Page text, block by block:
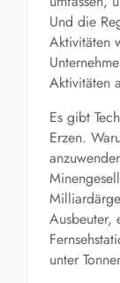
Und die
Aktivitäten
Aktivitäten
Es gibt
Erzen.
Ausbeuter,
unter